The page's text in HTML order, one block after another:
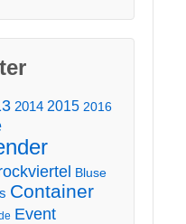
2014 2015 2016
Bluse
Container
Event